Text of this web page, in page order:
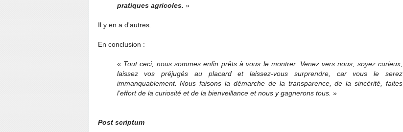
pratiques agricoles. »
Il y en a d'autres.
En conclusion :
« Tout ceci, nous sommes enfin prêts à vous le montrer. Venez vers nous, soyez curieux,
laissez vos préjugés au placard et laissez-vous surprendre, car vous le serez
immanquablement. Nous faisons la démarche de la transparence, de la sincérité, faites
l’effort de la curiosité et de la bienveillance et nous y gagnerons tous. »
Post scriptum